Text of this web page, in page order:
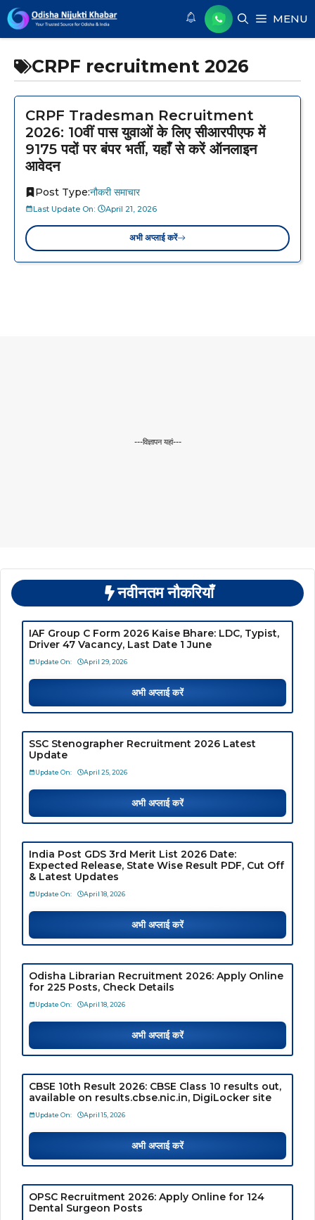
Skip
to
content
MENU
CRPF recruitment 2026
CRPF Tradesman Recruitment
2026: 10वीं पास युवाओं के लिए सीआरपीएफ में
9175 पदों पर बंपर भर्ती, यहाँ से करें ऑनलाइन
आवेदन
Post Type:नौकरी समाचार
Last Update On: April 21, 2026
अभी अप्लाई करें
---विज्ञापन यहां---
नवीनतम नौकरियाँ
IAF Group C Form 2026 Kaise Bhare: LDC, Typist,
Driver 47 Vacancy, Last Date 1 June
Update On: April 29, 2026
अभी अप्लाई करें
SSC Stenographer Recruitment 2026 Latest
Update
Update On: April 25, 2026
अभी अप्लाई करें
India Post GDS 3rd Merit List 2026 Date:
Expected Release, State Wise Result PDF, Cut Off
& Latest Updates
Update On: April 18, 2026
अभी अप्लाई करें
Odisha Librarian Recruitment 2026: Apply Online
for 225 Posts, Check Details
Update On: April 18, 2026
अभी अप्लाई करें
CBSE 10th Result 2026: CBSE Class 10 results out,
available on results.cbse.nic.in, DigiLocker site
Update On: April 15, 2026
अभी अप्लाई करें
OPSC Recruitment 2026: Apply Online for 124
Dental Surgeon Posts